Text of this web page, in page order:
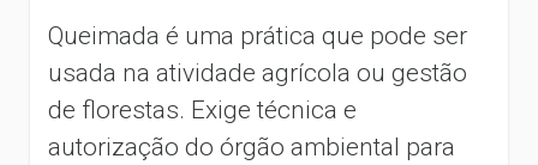
Queimada é uma prática que pode ser
usada na atividade agrícola ou gestão
de florestas. Exige técnica e
autorização do órgão ambiental para